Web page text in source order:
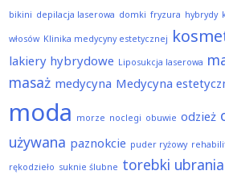
bikini depilacja laserowa domki fryzura hybrydy
włosów Klinika medycyny estetycznej
lakiery hybrydowe Liposukcja laserowa
masaż medycyna Medycyna
moda morze noclegi obuwie odzież
używana paznokcie puder ryżowy
rękodzieło suknie ślubne torebki ubrania